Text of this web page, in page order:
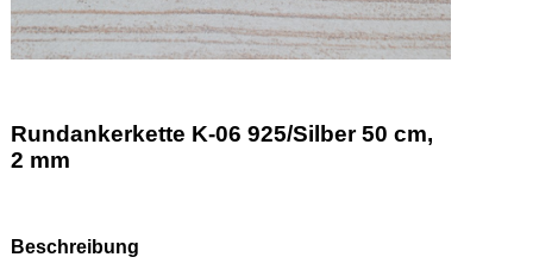
Rundankerkette K-06 925/Silber 50 cm,
2 mm
Beschreibung